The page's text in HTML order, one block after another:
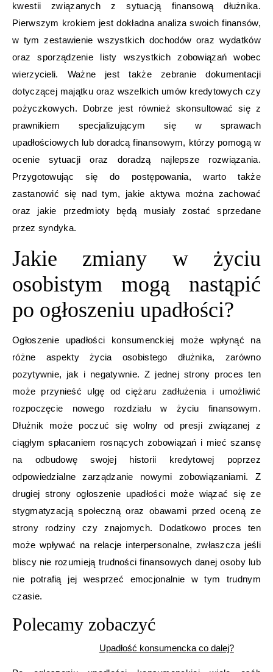
kwestii związanych z sytuacją finansową dłużnika.
Pierwszym krokiem jest dokładna analiza swoich finansów,
w tym zestawienie wszystkich dochodów oraz wydatków
oraz sporządzenie listy wszystkich zobowiązań wobec
wierzycieli. Ważne jest także zebranie dokumentacji
dotyczącej majątku oraz wszelkich umów kredytowych czy
pożyczkowych. Dobrze jest również skonsultować się z
prawnikiem specjalizującym się w sprawach
upadłościowych lub doradcą finansowym, którzy pomogą w
ocenie sytuacji oraz doradzą najlepsze rozwiązania.
Przygotowując się do postępowania, warto także
zastanowić się nad tym, jakie aktywa można zachować
oraz jakie przedmioty będą musiały zostać sprzedane
przez syndyka.
Jakie zmiany w życiu
osobistym mogą nastąpić
po ogłoszeniu upadłości?
Ogłoszenie upadłości konsumenckiej może wpłynąć na
różne aspekty życia osobistego dłużnika, zarówno
pozytywnie, jak i negatywnie. Z jednej strony proces ten
może przynieść ulgę od ciężaru zadłużenia i umożliwić
rozpoczęcie nowego rozdziału w życiu finansowym.
Dłużnik może poczuć się wolny od presji związanej z
ciągłym spłacaniem rosnących zobowiązań i mieć szansę
na odbudowę swojej historii kredytowej poprzez
odpowiedzialne zarządzanie nowymi zobowiązaniami. Z
drugiej strony ogłoszenie upadłości może wiązać się ze
stygmatyzacją społeczną oraz obawami przed oceną ze
strony rodziny czy znajomych. Dodatkowo proces ten
może wpływać na relacje interpersonalne, zwłaszcza jeśli
bliscy nie rozumieją trudności finansowych danej osoby lub
nie potrafią jej wesprzeć emocjonalnie w tym trudnym
czasie.
Polecamy zobaczyć
Upadłość konsumencka co dalej?